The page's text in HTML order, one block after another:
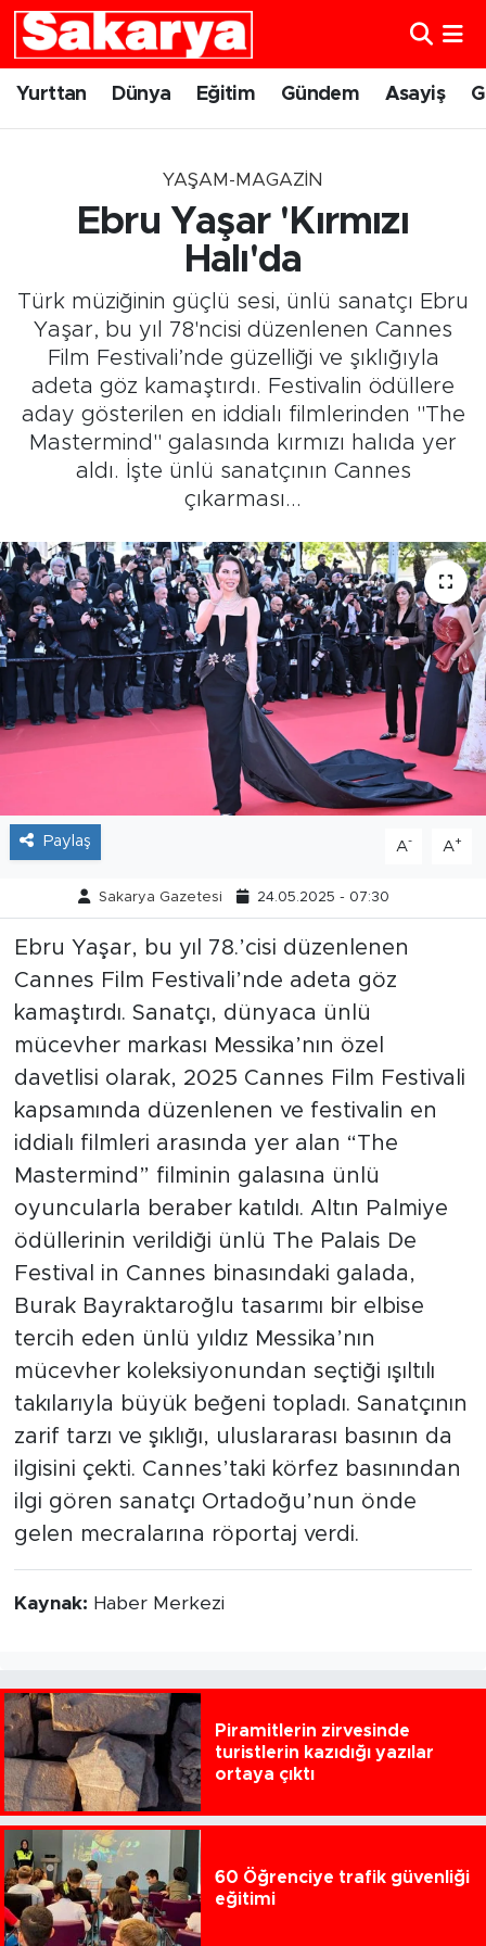
Yurttan Dünya Eğitim Gündem Asayiş
YAŞAM-MAGAZIN
Ebru Yaşar 'Kırmızı
Halı'da
Türk müziğinin güçlü sesi, ünlü sanatçı Ebru
Yaşar, bu yıl 78'ncisi düzenlenen Cannes
Film Festivali’nde güzelliği ve şıklığıyla
adeta göz kamaştırdı. Festivalin ödüllere
aday gösterilen en iddialı filmlerinden "The
Mastermind" galasında kırmızı halıda yer
aldı. İşte ünlü sanatçının Cannes
çıkarması...
Paylaş A- A+
Sakarya Gazetesi 24.05.2025 - 07:30
Ebru Yaşar, bu yıl 78.’cisi düzenlenen
Cannes Film Festivali’nde adeta göz
kamaştırdı. Sanatçı, dünyaca ünlü
mücevher markası Messika’nın özel
davetlisi olarak, 2025 Cannes Film Festivali
kapsamında düzenlenen ve festivalin en
iddialı filmleri arasında yer alan “The
Mastermind” filminin galasına ünlü
oyuncularla beraber katıldı. Altın Palmiye
ödüllerinin verildiği ünlü The Palais De
Festival in Cannes binasındaki galada,
Burak Bayraktaroğlu tasarımı bir elbise
tercih eden ünlü yıldız Messika’nın
mücevher koleksiyonundan seçtiği ışıltılı
takılarıyla büyük beğeni topladı. Sanatçının
zarif tarzı ve şıklığı, uluslararası basının da
ilgisini çekti. Cannes’taki körfez basınından
ilgi gören sanatçı Ortadoğu’nun önde
gelen mecralarına röportaj verdi.
Kaynak: Haber Merkezi
Piramitlerin zirvesinde
turistlerin kazıdığı yazılar
ortaya çıktı
60 Öğrenciye trafik güvenliği
eğitimi
Yurttan
Eskişehirspor
Spor
Sağlık
Kültür Sanat
Resmi İlanlar
Söyleşi
Foto Şaka
Teknoloji
Eskişehir Nöbetçi Eczaneler
Eskişehir Namaz Vakitleri
Eskişehir Trafik Yoğunluk Haritası
Süper Lig Puan Durumu ve Fikstür
Tüm Manşetler
Son Dakika Haberleri
Haber Arşivi